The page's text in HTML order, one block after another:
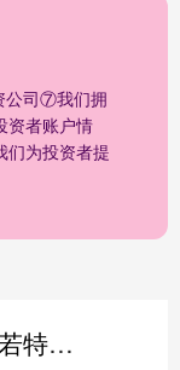
公司⑦我们拥
资者账户情
们为投资者提
盈盈有道配资 若特朗普在最高法院败诉，进口商或将掀起1500亿美元关税退款争夺战